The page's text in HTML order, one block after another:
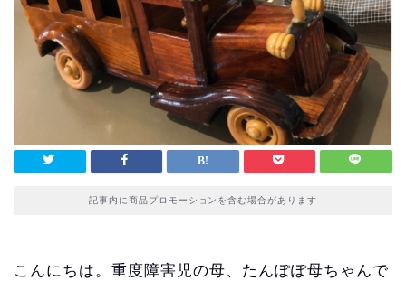
記事内に商品プロモーションを含む場合があります
こんにちは。重度障害児の母、たんぽぽ母ちゃんで